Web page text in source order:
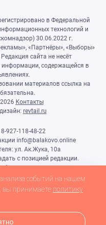
в Федеральной
технологий и
30.06.2022 г.
«Партнёры», «Выборы»
сайта не несёт
информации, содержащейся в
материалов ссылка на
2026 Контакты
revtail.ru
927-118-48-22
info@balakovo.online
ул. Ак.Жука, 10а
с позицией редакции.
Н.Н.
материалы 18+
событий на нашем
вы принимаете политику